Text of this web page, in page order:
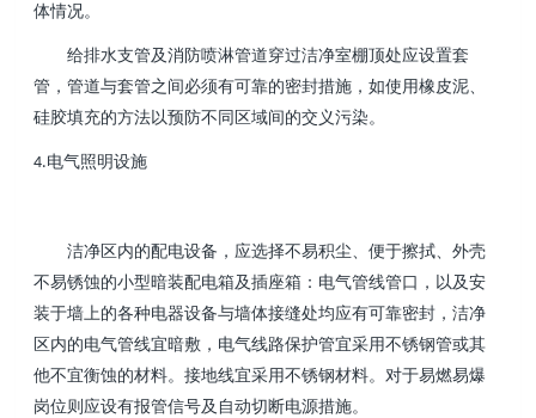
体情况。
给排水支管及消防喷淋管道穿过洁净室棚顶处应设置套
管，管道与套管之间必须有可靠的密封措施，如使用橡皮泥、
硅胶填充的方法以预防不同区域间的交义污染。
4.电气照明设施
洁净区内的配电设备，应选择不易积尘、便于擦拭、外壳
不易锈蚀的小型暗装配电箱及插座箱：电气管线管口，以及安
装于墙上的各种电器设备与墙体接缝处均应有可靠密封，洁净
区内的电气管线宜暗敷，电气线路保护管宜采用不锈钢管或其
他不宜衡蚀的材料。接地线宜采用不锈钢材料。对于易燃易爆
岗位则应设有报管信号及自动切断电源措施。